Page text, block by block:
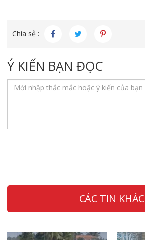
Chia sẻ :
Ý KIẾN BẠN ĐỌC
CÁC TIN KHÁC